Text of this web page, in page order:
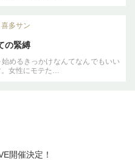
多サン
の緊縛
めるきっかけなんてなんでもいい
。女性にモテた…
開催決定！